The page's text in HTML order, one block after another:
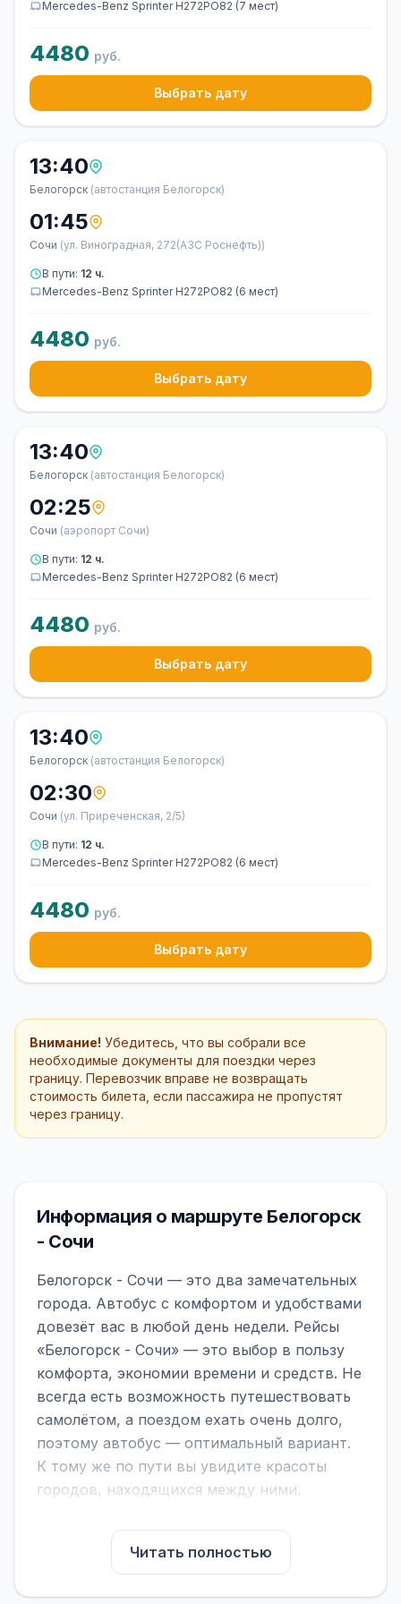
Mercedes-Benz Sprinter Н272РО82 (7 мест)
4480 руб.
Выбрать дату
13:40
Белогорск (автостанция Белогорск)
01:45
Сочи (ул. Виноградная, 272(АЗС Роснефть))
В пути: 12 ч.
Mercedes-Benz Sprinter Н272РО82 (6 мест)
4480 руб.
Выбрать дату
13:40
Белогорск (автостанция Белогорск)
02:25
Сочи (аэропорт Сочи)
В пути: 12 ч.
Mercedes-Benz Sprinter Н272РО82 (6 мест)
4480 руб.
Выбрать дату
13:40
Белогорск (автостанция Белогорск)
02:30
Сочи (ул. Приреченская, 2/5)
В пути: 12 ч.
Mercedes-Benz Sprinter Н272РО82 (6 мест)
4480 руб.
Выбрать дату
Внимание! Убедитесь, что вы собрали все
необходимые документы для поездки через
границу. Перевозчик вправе не возвращать
стоимость билета, если пассажира не пропустят
через границу.
Информация о маршруте Белогорск
- Сочи
Белогорск - Сочи — это два замечательных
города. Автобус с комфортом и удобствами
довезёт вас в любой день недели. Рейсы
«Белогорск - Сочи» — это выбор в пользу
комфорта, экономии времени и средств. Не
всегда есть возможность путешествовать
самолётом, а поездом ехать очень долго,
поэтому автобус — оптимальный вариант.
К тому же по пути вы увидите красоты
городов, находящихся между ними.
На нашем сайте вы можете найти
расписание автобусов Белогорск - Сочи,
сравнить рейсы и выбрать подходящий.
Если важна скорость — обратите внимание
Читать полностью